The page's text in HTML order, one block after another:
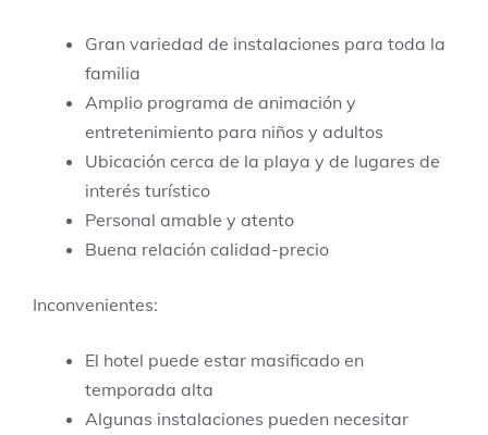
Gran variedad de instalaciones para toda la
familia
Amplio programa de animación y
entretenimiento para niños y adultos
Ubicación cerca de la playa y de lugares de
interés turístico
Personal amable y atento
Buena relación calidad-precio
Inconvenientes:
El hotel puede estar masificado en
temporada alta
Algunas instalaciones pueden necesitar